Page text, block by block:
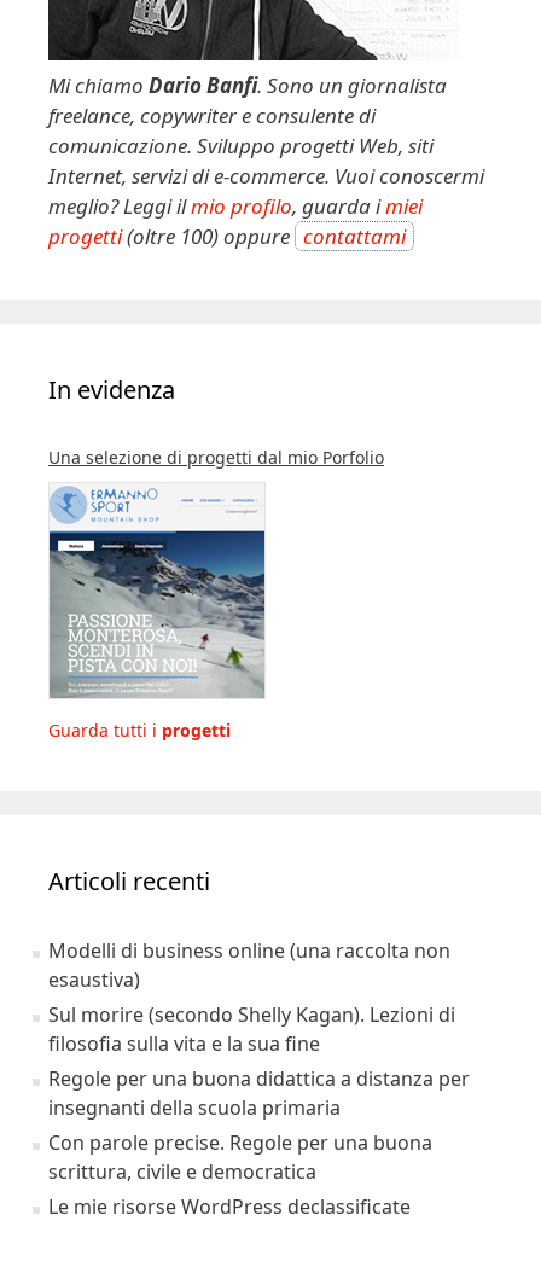
Mi chiamo Dario Banfi. Sono un giornalista
freelance, copywriter e consulente di
comunicazione. Sviluppo progetti Web, siti
Internet, servizi di e-commerce. Vuoi conoscermi
meglio? Leggi ilmio profilo, guarda imiei
progetti(oltre 100) oppure contattami
In evidenza
Una selezione di progetti dal mio Porfolio
Guarda tutti i progetti
Articoli recenti
Modelli di business online (una raccolta non
esaustiva)
Sul morire (secondo Shelly Kagan). Lezioni di
filosofia sulla vita e la sua fine
Regole per una buona didattica a distanza per
insegnanti della scuola primaria
Con parole precise. Regole per una buona
scrittura, civile e democratica
Le mie risorse WordPress declassificate